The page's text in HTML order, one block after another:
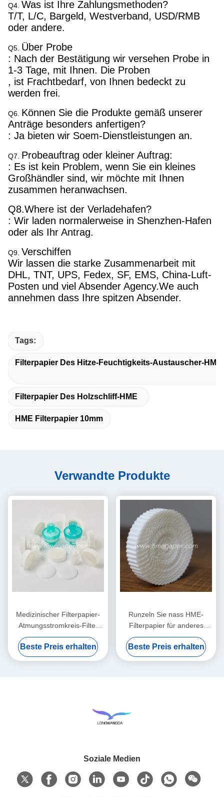
Q4. Was ist Ihre Zahlungsmethoden?
T/T, L/C, Bargeld, Westverband, USD/RMB
oder andere.
Q5. Über Probe
: Nach der Bestätigung wir versehen Probe in
1-3 Tage, mit Ihnen. Die Proben
, ist Frachtbedarf, von Ihnen bedeckt zu
werden frei.
Q6. Können Sie die Produkte gemäß unserer
Anträge besonders anfertigen?
: Ja bieten wir Soem-Dienstleistungen an.
Q7. Probeauftrag oder kleiner Auftrag:
: Es ist kein Problem, wenn Sie ein kleines
Großhändler sind, wir möchte mit Ihnen
zusammen heranwachsen.
Q8.Where ist der Verladehafen?
: Wir laden normalerweise in Shenzhen-Hafen
oder als Ihr Antrag.
Q9. Verschiffen
Wir lassen die starke Zusammenarbeit mit
DHL, TNT, UPS, Fedex, SF, EMS, China-Luft-
Posten und viel Absender Agency.We auch
annehmen dass Ihre spitzen Absender.
Tags:
Filterpapier Des Hitze-Feuchtigkeits-Austauscher-HME
Filterpapier Des Holzschliff-HME
HME Filterpapier 10mm
Verwandte Produkte
Medizinischer Filterpapier-
Atmungsstromkreis-Filter
HMEF HME runzelte
Filterpapier
Beste Preis erhalten
Runzeln Sie nass HME-
Filterpapier für anderes
medizinisches Comsumables
Beste Preis erhalten
Soziale Medien